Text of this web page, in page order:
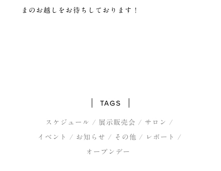
まのお越しをお待ちしております！
TAGS
スケジュール 展示販売会 サロン
イベント お知らせ その他 レポート
オープンデー